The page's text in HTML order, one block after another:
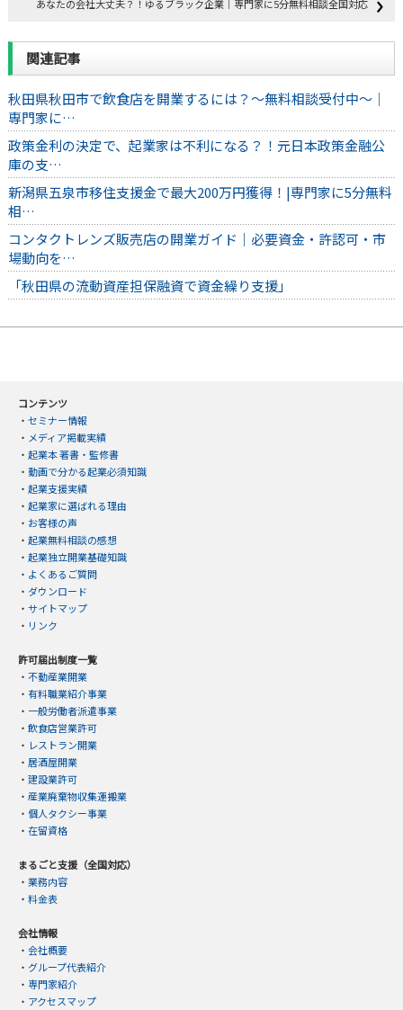
あなたの会社大丈夫？！ゆるブラック企業｜専門家に5分無料相談全国対応
関連記事
秋田県秋田市で飲食店を開業するには？～無料相談受付中～｜
専門家に…
政策金利の決定で、起業家は不利になる？！元日本政策金融公
庫の支…
新潟県五泉市移住支援金で最大200万円獲得！|専門家に5分無料
相…
コンタクトレンズ販売店の開業ガイド｜必要資金・許認可・市
場動向を…
「秋田県の流動資産担保融資で資金繰り支援」
コンテンツ
・ セミナー情報
・ メディア掲載実績
・ 起業本 著書・監修書
・ 動画で分かる起業必須知識
・ 起業支援実績
・ 起業家に選ばれる理由
・ お客様の声
・ 起業無料相談の感想
・ 起業独立開業基礎知識
・ よくあるご質問
・ ダウンロード
・ サイトマップ
・ リンク
許可届出制度一覧
・ 不動産業開業
・ 有料職業紹介事業
・ 一般労働者派遣事業
・ 飲食店営業許可
・ レストラン開業
・ 居酒屋開業
・ 建設業許可
・ 産業廃棄物収集運搬業
・ 個人タクシー事業
・ 在留資格
まるごと支援（全国対応）
・ 業務内容
・ 料金表
会社情報
・ 会社概要
・ グループ代表紹介
・ 専門家紹介
・ アクセスマップ